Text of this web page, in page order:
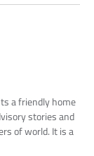
a friendly home
stories and
of world. It is a
that brings to